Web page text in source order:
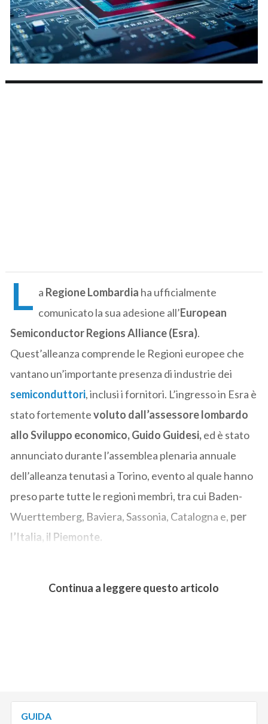
L a Regione Lombardia ha ufficialmente
comunicato la sua adesione all’European
Semiconductor Regions Alliance (Esra).
Quest’alleanza comprende le Regioni europee che
vantano un’importante presenza di industrie dei
semiconduttori, inclusi i fornitori. L’ingresso in Esra è
stato fortementevoluto dall’assessore lombardo
allo Sviluppo economico, Guido Guidesi,ed è stato
annunciato durante l’assemblea plenaria annuale
dell’alleanza tenutasi a Torino, evento al quale hanno
preso parte tutte le regioni membri, tra cui Baden-
Wuerttemberg, Baviera, Sassonia, Catalogna e, per
l’Italia, il Piemonte.
Continua a leggere questo articolo
GUIDA